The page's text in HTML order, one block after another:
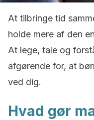
At tilbringe tid
holde mere af den
At lege, tale og
afgørende for, at
ved dig.
Hvad gør